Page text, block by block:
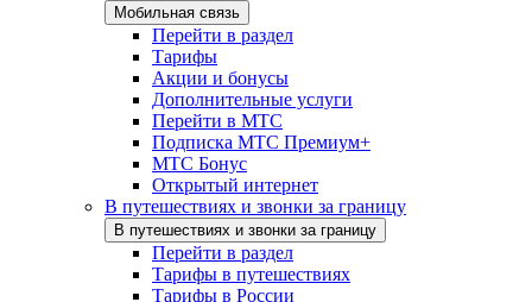
Мобильная связь
Перейти в раздел
Тарифы
Акции и бонусы
Дополнительные услуги
Перейти в МТС
Подписка МТС Премиум+
МТС Бонус
Открытый интернет
В путешествиях и звонки за границу
В путешествиях и звонки за границу
Перейти в раздел
Тарифы в путешествиях
Тарифы в России